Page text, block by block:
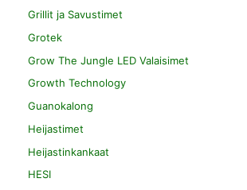
Grillit ja Savustimet
Grotek
Grow The Jungle LED Valaisimet
Growth Technology
Guanokalong
Heijastimet
Heijastinkankaat
HESI